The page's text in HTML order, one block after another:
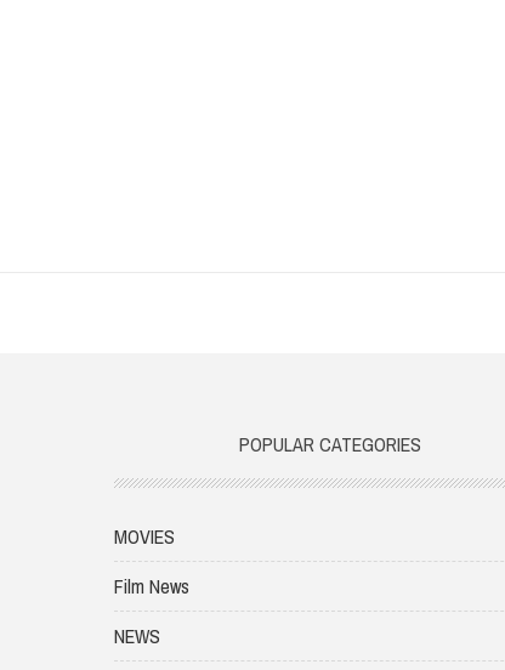
POPULAR CATEGORIES
MOVIES
Film News
NEWS